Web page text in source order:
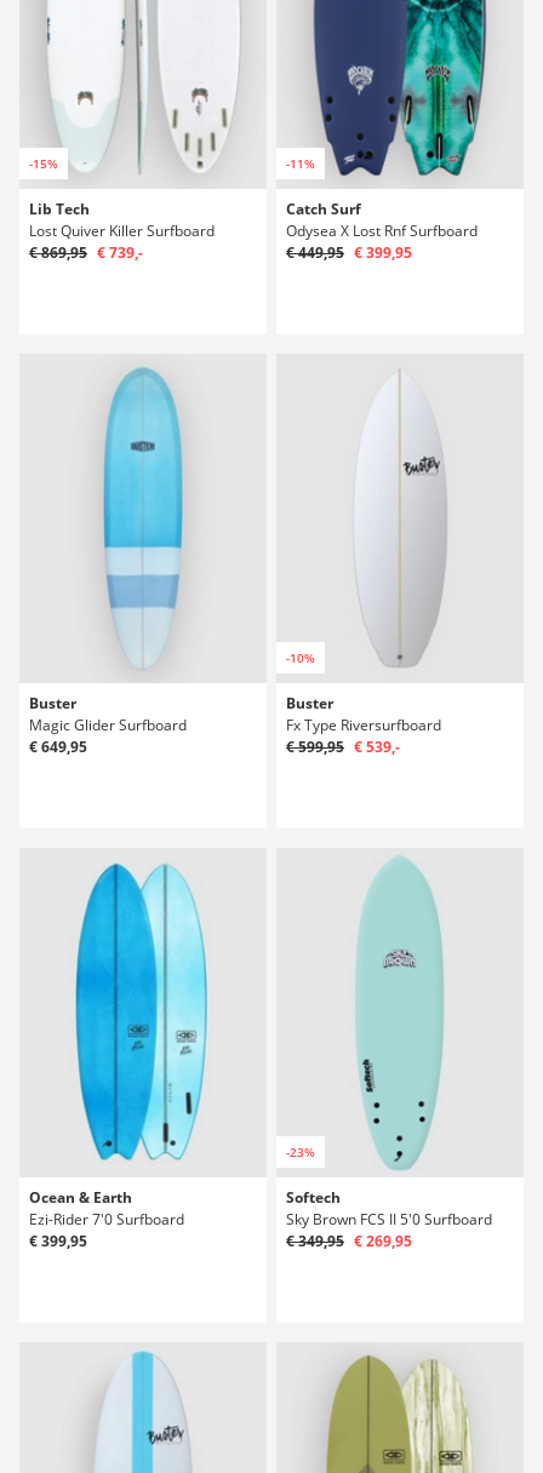
-15%
Lib Tech
Lost Quiver Killer Surfboard
€ 869,95 € 739,-
-11%
Catch Surf
Odysea X Lost Rnf Surfboard
€ 449,95 € 399,95
Buster
Magic Glider Surfboard
€ 649,95
-10%
Buster
Fx Type Riversurfboard
€ 599,95 € 539,-
Ocean & Earth
Ezi-Rider 7'0 Surfboard
€ 399,95
-23%
Softech
Sky Brown FCS II 5'0 Surfboard
€ 349,95 € 269,95